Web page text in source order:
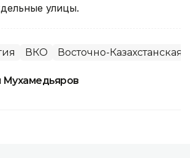
улицы.
ВКО Восточно-Казахстанская
Мухамедьяров